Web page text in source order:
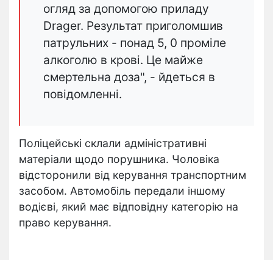
огляд за допомогою приладу
Drager. Результат приголомшив
патрульних - понад 5, 0 проміле
алкоголю в крові. Це майже
смертельна доза", - йдеться в
повідомленні.
Поліцейські склали адміністративні
матеріали щодо порушника. Чоловіка
відсторонили від керування транспортним
засобом. Автомобіль передали іншому
водієві, який має відповідну категорію на
право керування.